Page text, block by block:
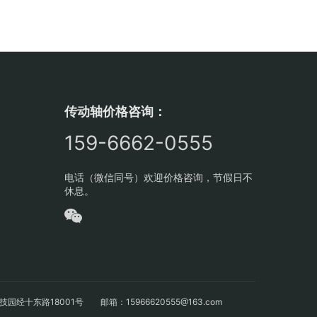
传动轴价格咨询：
159-6662-0555
电话（微信同号）欢迎价格咨询，节假日不
休息。
技园经十东路18001号 邮箱：15966620555@163.com